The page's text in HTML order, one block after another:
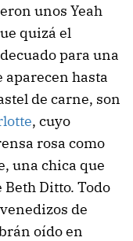
unos Yeah
quizá el
para una
aparecen hasta
de carne, son
, cuyo
rosa como
una chica que
Ditto. Todo
de
oído en